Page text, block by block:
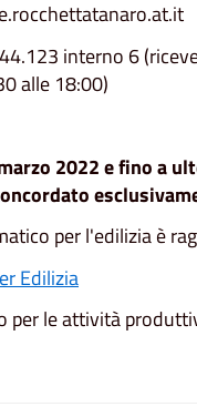
interno 6
alle 18:00)
2022 e fino a
per l'edilizia è
Edilizia
per le attività